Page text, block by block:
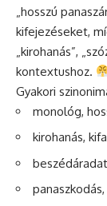
„hosszú
kifejezéseket,
„kirohanás”,
kontextushoz.
Gyakori
monológ,
kirohanás,